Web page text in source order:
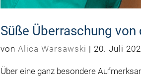
Süße Überraschung
vonAlica Warsawski | 20. Juli
Über eine ganz besondere